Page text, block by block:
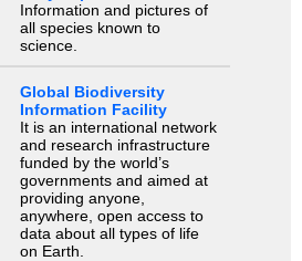
Information and pictures of
all species known to
science.
Global Biodiversity
Information Facility
It is an international network
and research infrastructure
funded by the world’s
governments and aimed at
providing anyone,
anywhere, open access to
data about all types of life
on Earth.